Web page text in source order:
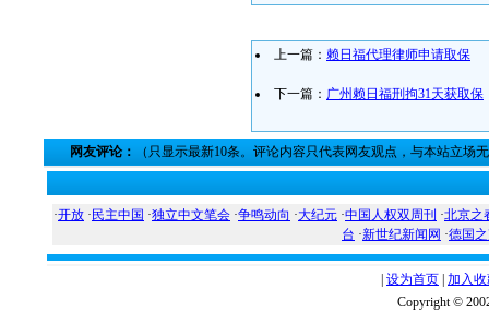
上一篇： 赖日福代理律师申请取保
下一篇： 广州赖日福刑拘31天获取保
网友评论： （只显示最新10条。评论内容只代表网友观点，与本站立场
·开放 · 民主中国 ·独立中文笔会 ·争鸣动向 ·大纪元 ·中国人权双周刊 ·北京之
台 ·新世纪新闻网 ·德国
设为首页 加入
Copyright ©